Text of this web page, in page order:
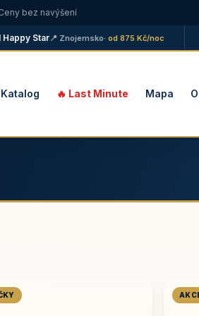
bez navýšení
Star📍 Znojemsko· od 875 Kč/noc ★
Katalog 🔥 Last Minute Mapa